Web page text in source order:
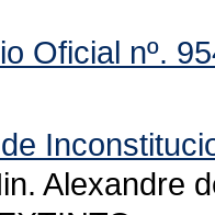
Oficial nº.
Alexandre